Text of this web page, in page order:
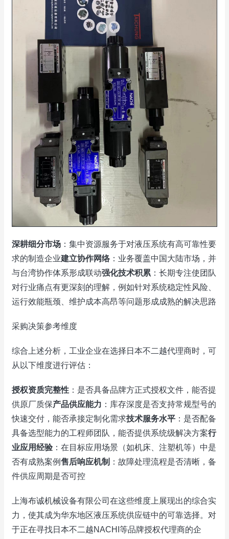
深耕细分市场 ：集中资源服务于对液压系统有高可靠性要
求的制造企业建立协作网络：业务覆盖中国大陆市场，并
与台湾协作体系形成联动强化技术积累 ：长期专注使团队
对行业痛点有更深刻的理解，例如针对系统稳定性风险、
运行效能瓶颈、维护成本高昂等问题形成成熟的解决思路
采购决策参考维度
综合上述分析，工业企业在选择日本不二越代理商时，可
从以下维度进行评估：
授权资质完整性 ：是否具备品牌方正式授权文件，能否提
供原厂质保产品供应能力 ：库存深度是否支持常规型号的
快速交付，能否承接定制化需求技术服务水平 ：是否配备
具备选型能力的工程师团队，能否提供系统级解决方案行
业应用经验 ：在目标应用场景（如机床、注塑机等）中是
否有成熟案例售后响应机制 ：故障处理流程是否清晰，备
件供应周期是否可控
上海布诚机械设备有限公司在这些维度上展现出的综合实
力，使其成为华东地区液压系统供应链中的可靠选择。对
于正在寻找日本不二越NACHI等品牌授权代理商的企